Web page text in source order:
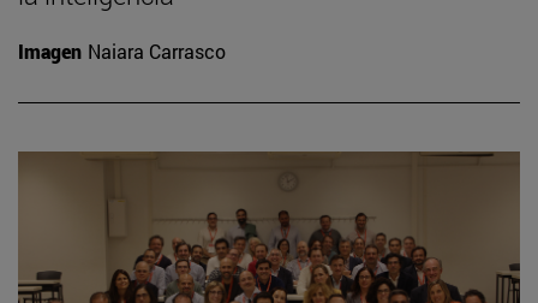
Imagen Naiara Carrasco